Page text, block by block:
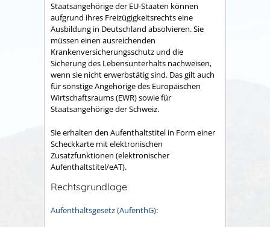
Staatsangehörige der EU-Staaten können
aufgrund ihres Freizügigkeitsrechts eine
Ausbildung in Deutschland absolvieren. Sie
müssen einen ausreichenden
Krankenversicherungsschutz und die
Sicherung des Lebensunterhalts nachweisen,
wenn sie nicht erwerbstätig sind. Das gilt auch
für sonstige Angehörige des Europäischen
Wirtschaftsraums (EWR) sowie für
Staatsangehörige der Schweiz.
Sie erhalten den Aufenthaltstitel in Form einer
Scheckkarte mit elektronischen
Zusatzfunktionen (elektronischer
Aufenthaltstitel/eAT).
Rechtsgrundlage
Aufenthaltsgesetz (AufenthG):